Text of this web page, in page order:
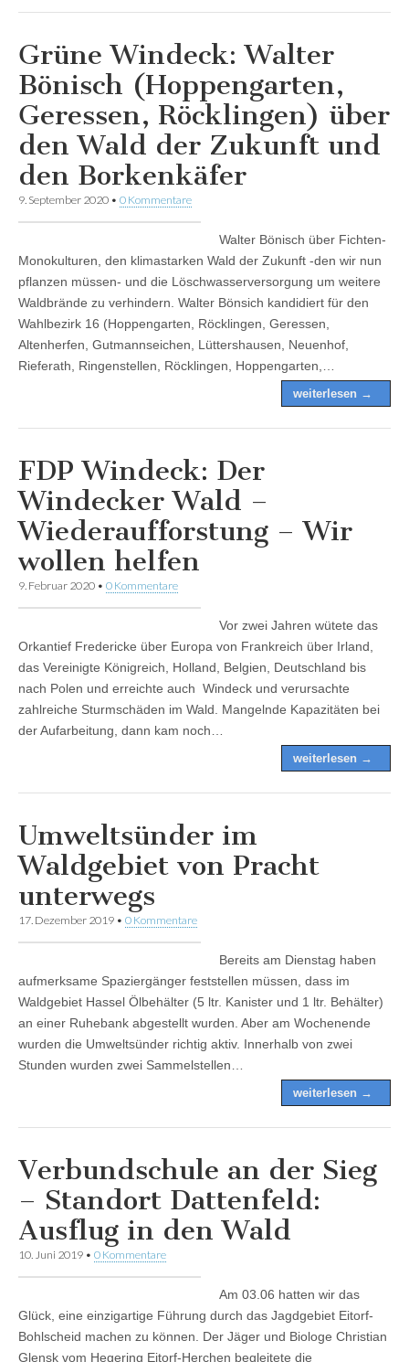
Grüne Windeck: Walter
Bönisch (Hoppengarten,
Geressen, Röcklingen) über
den Wald der Zukunft und
den Borkenkäfer
9. September 2020 • 0 Kommentare
Walter Bönisch über Fichten-
Monokulturen, den klimastarken Wald der Zukunft -den wir nun
pflanzen müssen- und die Löschwasserversorgung um weitere
Waldbrände zu verhindern. Walter Bönsich kandidiert für den
Wahlbezirk 16 (Hoppengarten, Röcklingen, Geressen,
Altenherfen, Gutmannseichen, Lüttershausen, Neuenhof,
Rieferath, Ringenstellen, Röcklingen, Hoppengarten,…
weiterlesen →
FDP Windeck: Der
Windecker Wald –
Wiederaufforstung – Wir
wollen helfen
9. Februar 2020 • 0 Kommentare
Vor zwei Jahren wütete das
Orkantief Fredericke über Europa von Frankreich über Irland,
das Vereinigte Königreich, Holland, Belgien, Deutschland bis
nach Polen und erreichte auch Windeck und verursachte
zahlreiche Sturmschäden im Wald. Mangelnde Kapazitäten bei
der Aufarbeitung, dann kam noch…
weiterlesen →
Umweltsünder im
Waldgebiet von Pracht
unterwegs
17. Dezember 2019 • 0 Kommentare
Bereits am Dienstag haben
aufmerksame Spaziergänger feststellen müssen, dass im
Waldgebiet Hassel Ölbehälter (5 ltr. Kanister und 1 ltr. Behälter)
an einer Ruhebank abgestellt wurden. Aber am Wochenende
wurden die Umweltsünder richtig aktiv. Innerhalb von zwei
Stunden wurden zwei Sammelstellen…
weiterlesen →
Verbundschule an der Sieg
– Standort Dattenfeld:
Ausflug in den Wald
10. Juni 2019 • 0 Kommentare
Am 03.06 hatten wir das
Glück, eine einzigartige Führung durch das Jagdgebiet Eitorf-
Bohlscheid machen zu können. Der Jäger und Biologe Christian
Glensk vom Hegering Eitorf-Herchen begleitete die